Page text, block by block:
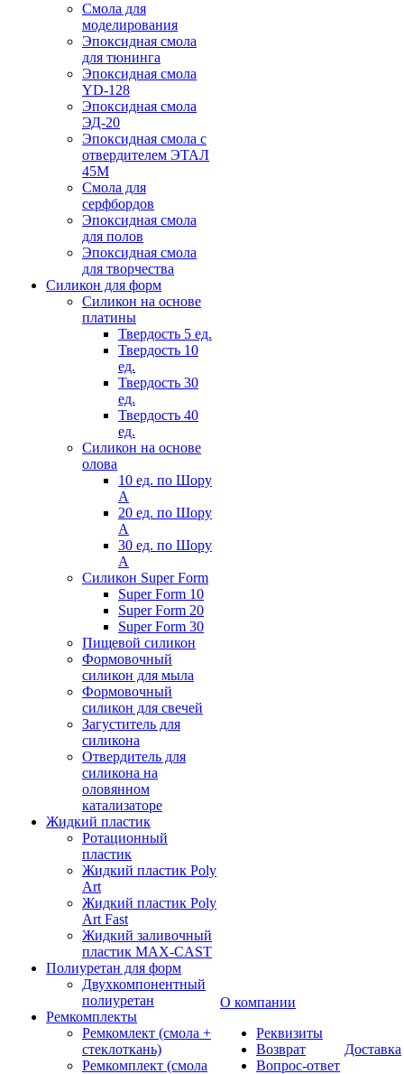
Смола для
моделирования
Эпоксидная смола
для тюнинга
Эпоксидная смола
YD-128
Эпоксидная смола
ЭД-20
Эпоксидная смола с
отвердителем ЭТАЛ
45М
Смола для
серфбордов
Эпоксидная смола
для полов
Эпоксидная смола
для творчества
Силикон для форм
Силикон на основе
платины
Твердость 5 ед.
Твердость 10
ед.
Твердость 30
ед.
Твердость 40
ед.
Силикон на основе
олова
10 ед. по Шору
А
20 ед. по Шору
А
30 ед. по Шору
А
Силикон Super Form
Super Form 10
Super Form 20
Super Form 30
Пищевой силикон
Формовочный
силикон для мыла
Формовочный
силикон для свечей
Загуститель для
силикона
Отвердитель для
силикона на
оловянном
катализаторе
Жидкий пластик
Ротационный
пластик
Жидкий пластик Poly
Art
Жидкий пластик Poly
Art Fast
Жидкий заливочный
пластик MAX-CAST
Полиуретан для форм
Двухкомпонентный
полиуретан
Ремкомплекты
Ремкомлект (смола +
стеклоткань)
Ремкомплект (смола
О компании
Реквизиты
Возврат
Вопрос-ответ
Доставка